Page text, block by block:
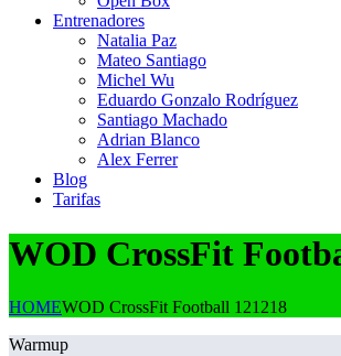
Entrenadores
Natalia Paz
Mateo Santiago
Michel Wu
Eduardo Gonzalo Rodríguez
Santiago Machado
Adrian Blanco
Alex Ferrer
Blog
Tarifas
WOD CrossFit
HOMEWOD CrossFit Football 121218
Warmup